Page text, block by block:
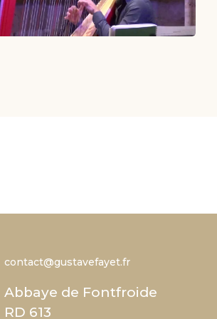
contact@gustavefayet.fr
Abbaye de Fontfroide
RD 613